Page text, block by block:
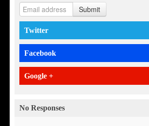
Submit
Twitter
Facebook
Google +
No Responses